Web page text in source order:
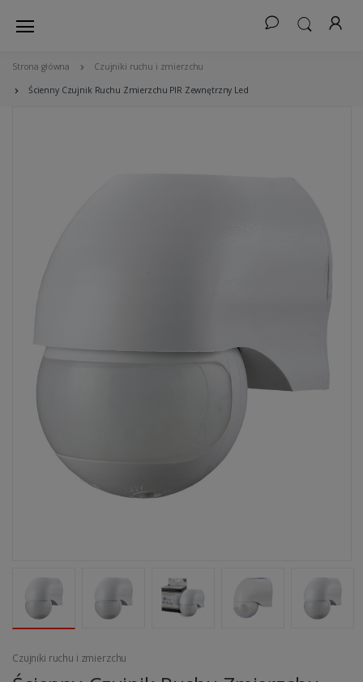
Strona główna Czujniki ruchu i zmierzchu
Ścienny Czujnik Ruchu Zmierzchu PIR Zewnętrzny Led
Czujniki ruchu i zmierzchu